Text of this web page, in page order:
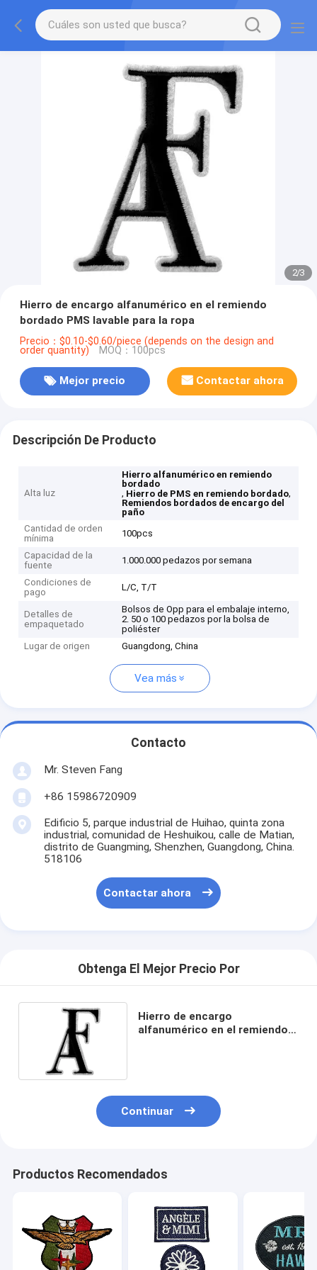
2/3
Hierro de encargo alfanumérico en el remiendo
bordado PMS lavable para la ropa
Precio：$0.10-$0.60/piece (depends on the design and
order quantity) MOQ：100pcs
Mejor precio Contactar ahora
Descripción De Producto
Alta luz
Hierro alfanumérico en remiendo
bordado
, Hierro de PMS en remiendo bordado,
Remiendos bordados de encargo del
paño
Cantidad de orden
mínima
100pcs
Capacidad de la
fuente
1.000.000 pedazos por semana
Condiciones de
pago
L/C, T/T
Detalles de
empaquetado
Bolsos de Opp para el embalaje interno,
2. 50 o 100 pedazos por la bolsa de
poliéster
Lugar de origen
Guangdong, China
Vea más
Contacto
Mr. Steven Fang
+86 15986720909
Edificio 5, parque industrial de Huihao, quinta zona
industrial, comunidad de Heshuikou, calle de Matian,
distrito de Guangming, Shenzhen, Guangdong, China.
518106
Contactar ahora
Obtenga El Mejor Precio Por
Hierro de encargo
alfanumérico en el remiendo
Continuar
Productos Recomendados